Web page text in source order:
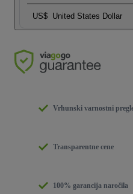
US$ United States Dollar
Vrhunski varnostni
Transparentne cene
100% garancija naročila